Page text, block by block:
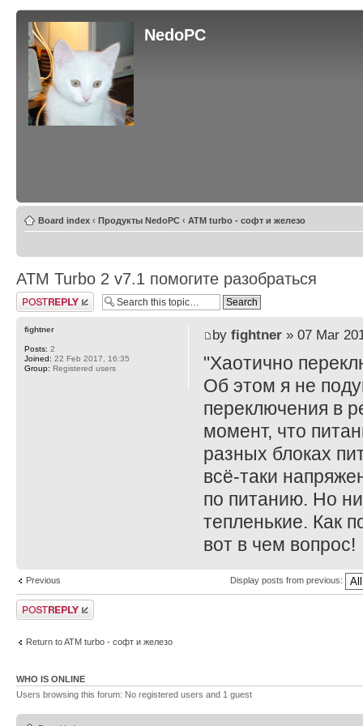
NedoPC
Board index ‹ Продукты NedoPC ‹ ATM turbo - софт и железо
ATM Turbo 2 v7.1 помогите разобраться
Post a reply
by fightner» 07 Mar
"Хаотично
Об этом я не
переключения в
момент, что
разных блоках
всё-таки
по питанию. Но
тепленькие. Как
вот в чем вопрос!
fightner
Posts: 2
Joined: 22 Feb 2017, 16:35
Group: Registered users
Previous Display posts from previous:
Post a reply
Return to ATM turbo - софт и железо
WHO IS ONLINE
Users browsing this forum: No registered users and 1 guest